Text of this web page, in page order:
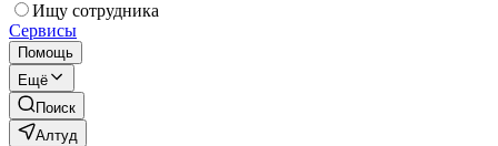
Ищу сотрудника
Сервисы
Помощь
Ещё
Поиск
Алтуд